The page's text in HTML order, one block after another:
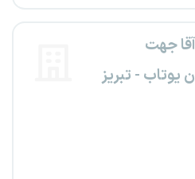
جهت
یوتاب - تبریز